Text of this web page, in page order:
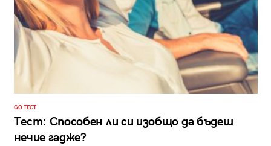
GO ТЕСТ
Тест: Способен ли си изобщо да бъдеш
нечие гадже?